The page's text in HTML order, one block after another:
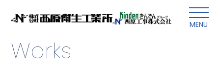
MENU
本文にスキップ
Works